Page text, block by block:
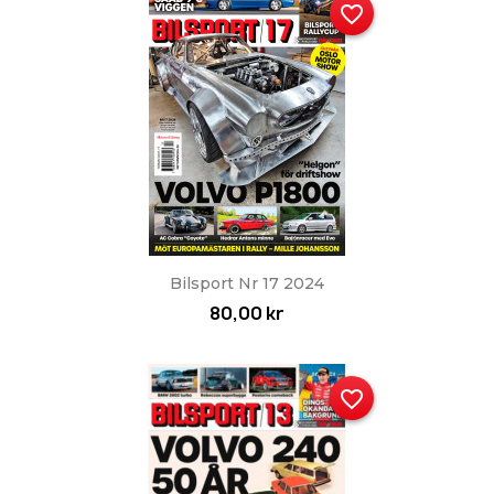
Snabbvy
Bilsport Nr 17 2024
80,00 kr
favorite_border
favorite_border